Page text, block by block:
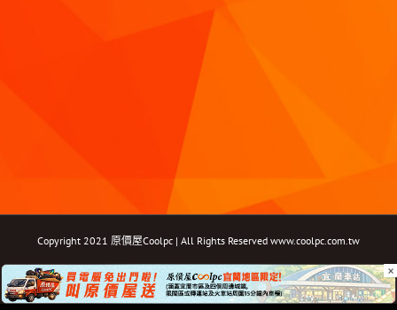
Copyright 2021 原價屋Coolpc | All Rights Reserved www.coolpc.com.tw
FacebookInstagramYouTubeTwitterEmail: ×